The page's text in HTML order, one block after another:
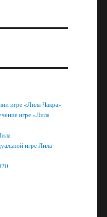
игре «Лила Чакра»
игре «Лила
игре Лила